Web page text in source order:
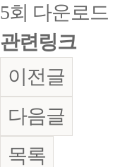
5회 다운로드
관련링크
이전글
다음글
목록